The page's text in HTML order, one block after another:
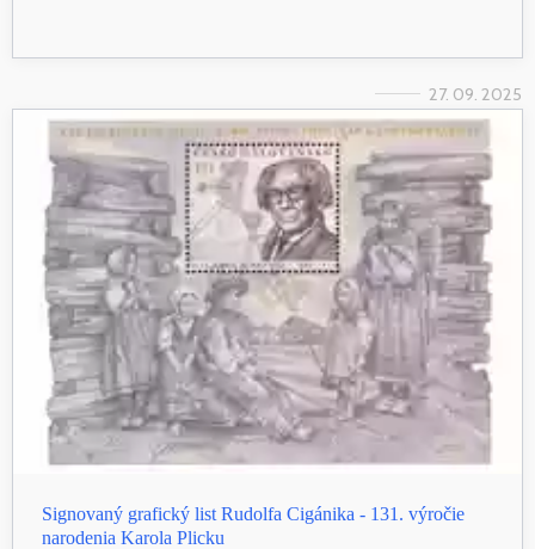
27. 09. 2025
Signovaný grafický list Rudolfa Cigánika - 131. výročie
narodenia Karola Plicku